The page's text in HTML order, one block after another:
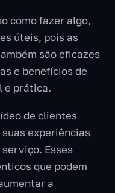
como fazer algo,
úteis, pois as
são eficazes
e benefícios de
e prática.
de clientes
experiências
Esses
que podem
a